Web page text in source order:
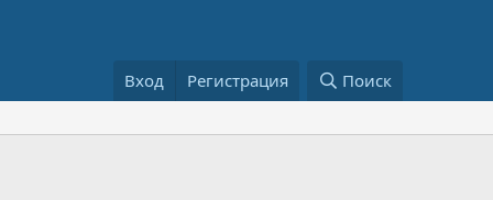
Вход Регистрация Поиск